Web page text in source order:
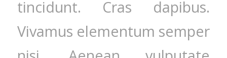
tincidunt. Cras dapibus.
Vivamus elementum semper